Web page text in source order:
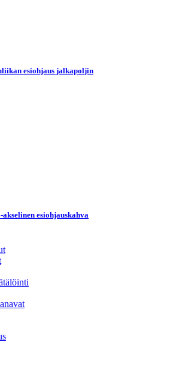
esiohjaus jalkapoljin
esiohjauskahva